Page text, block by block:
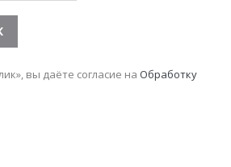
вы даёте согласие на Обработку